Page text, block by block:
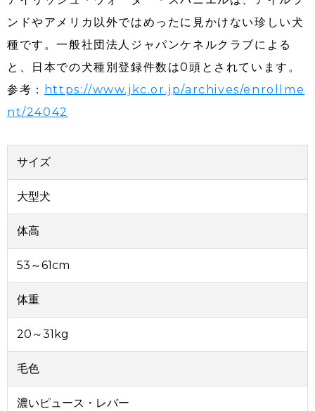
ンドやアメリカ以外ではめったに見かけない珍しい犬
種です。一般社団法人ジャパンケネルクラブによる
と、日本での犬種別登録件数は0頭とされています。
参考：
https://www.jkc.or.jp/archives/enrollme
nt/24042
サイズ
大型犬
体高
53～61cm
体重
20～31kg
毛色
濃いピュース・レバー